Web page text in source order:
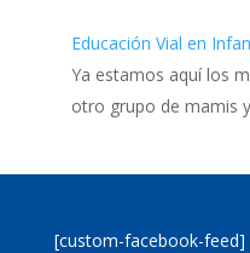
Educación Vial en
Ya estamos aquí los
otro grupo de mamis
[custom-facebook-feed]